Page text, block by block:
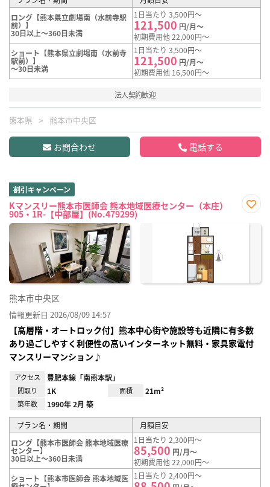
ロング【熊本県立劇場南（水前寺駅
前）】
30日以上～360日未満
1日当たり 3,500円～
121,500 円/月～
初期費用他 22,000円～
ショート【熊本県立劇場南（水前寺
駅前）】
～30日未満
1日当たり 3,500円～
121,500 円/月～
初期費用他 16,500円～
法人契約歓迎
熊本県 熊本市中央区
お問合わせ 電話する
割引キャンペーン
Kマンスリー熊本市医師会 熊本地域医療センター（本庄）
905・1R-【中部屋】(No.479299)
に入
熊本市中央区
情報更新日 2026/08/09 14:57
【高層階・オートロック付】熊本中心街や施設等も近隣に有多数
あり過ごしやすく利便性の高いインターネット無料・家具家電付
マンスリーマンション♪
アクセス 豊肥本線「南熊本駅」
間取り 1K 面積 21m²
築年数 1990年 2月 築
プラン名・期間
月額目安
ロング【熊本市医師会 熊本地域医療
センター】
30日以上～360日未満
1日当たり 2,300円～
85,500 円/月～
初期費用他 22,000円～
ショート【熊本市医師会 熊本地域医 1日当たり 2,400円～